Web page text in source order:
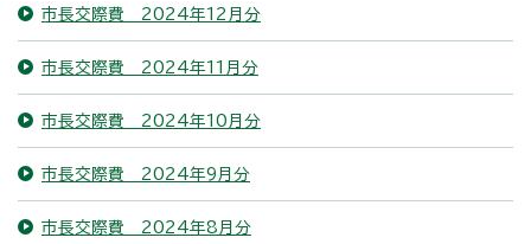
市長交際費 2024年12月分
市長交際費 2024年11月分
市長交際費 2024年10月分
市長交際費 2024年9月分
市長交際費 2024年8月分